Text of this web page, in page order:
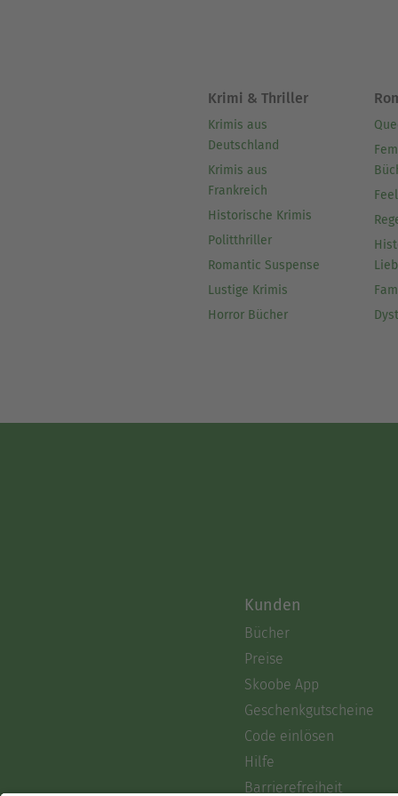
Krimi & Thriller
Krimis aus
Deutschland
Krimis aus
Frankreich
Historische Krimis
Politthriller
Romantic Suspense
Lustige Krimis
Horror Bücher
Kunden
Bücher
Preise
Skoobe App
Geschenkgutscheine
Code einlösen
Hilfe
Barrierefreiheit